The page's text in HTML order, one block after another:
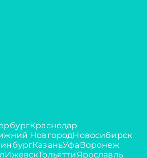
Краснодар
НовгородНовосибирск
КазаньУфаВоронеж
ИжевскТольяттиЯрославль